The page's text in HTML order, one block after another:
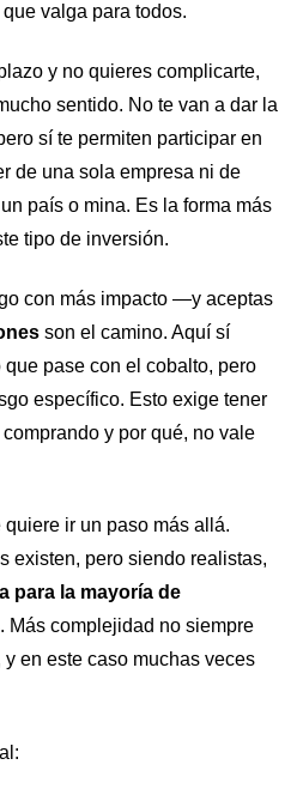
valga para todos.
y no quieres complicarte,
sentido. No te van a dar la
sí te permiten participar en
de una sola empresa ni de
país o mina. Es la forma más
tipo de inversión.
con más impacto —y aceptas
son el camino. Aquí sí
pase con el cobalto, pero
específico. Esto exige tener
y por qué, no vale
ir un paso más allá.
existen, pero siendo realistas,
para la mayoría de
. Más complejidad no siempre
en este caso muchas veces